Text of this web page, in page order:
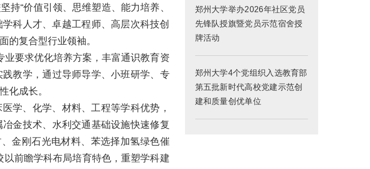
持“价值引领、思维塑造、能力培养、
科人才、卓越工程师、高层次科技创
的复合型行业领袖。
业要求优化培养方案，丰富通识教育资
教学，通过导师导学、小班研学、专
化成长。
学、化学、材料、工程等学科优势，
金技术、水利交通基础设施快速修复
金刚石光电材料、苯选择加氢绿色催
前瞻学科布局培育特色，重塑学科建
郑州大学举办2026年社区党员
先锋队授旗暨党员示范宿舍授
牌活动
郑州大学4个党组织入选教育部
第五批新时代高校党建示范创
建和质量创优单位